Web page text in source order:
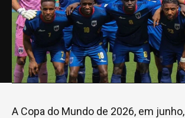
A Copa do Mundo de 2026, em junho,